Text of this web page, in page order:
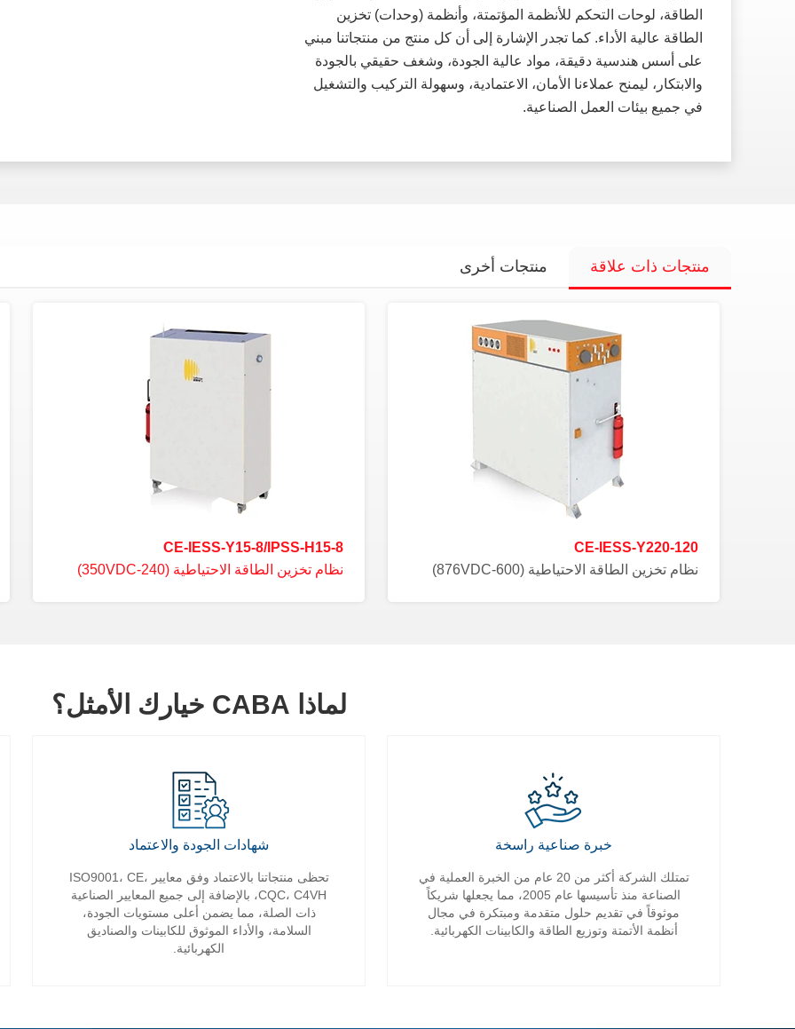
الطاقة، لوحات التحكم للأنظمة المؤتمتة، وأنظمة (وحدات) تخزين
الطاقة عالية الأداء. كما تجدر الإشارة إلى أن كل منتج من منتجاتنا مبني
على أسس هندسية دقيقة، مواد عالية الجودة، وشغف حقيقي بالجودة
والابتكار، ليمنح عملاءنا الأمان، الاعتمادية، وسهولة التركيب والتشغيل
في جميع بيئات العمل الصناعية.
منتجات ذات علاقة منتجات أخرى
CE-IESS-Y220-120
نظام تخزين الطاقة الاحتياطية (600-876VDC)
CE-IESS-Y15-8/IPSS-H15-8
نظام تخزين الطاقة الاحتياطية (240-350VDC)
لماذا CABA خيارك الأمثل؟
خبرة صناعية راسخة
تمتلك الشركة أكثر من 20 عام من الخبرة العملية في
الصناعة منذ تأسيسها عام 2005، مما يجعلها شريكاً
موثوقاً في تقديم حلول متقدمة ومبتكرة في مجال
أنظمة الأتمتة وتوزيع الطاقة والكابينات الكهربائية.
شهادات الجودة والاعتماد
تحظى منتجاتنا بالاعتماد وفق معايير ISO9001، CE،
CQC، C4VH، بالإضافة إلى جميع المعايير الصناعية
ذات الصلة، مما يضمن أعلى مستويات الجودة،
السلامة، والأداء الموثوق للكابينات والصناديق
الكهربائية.